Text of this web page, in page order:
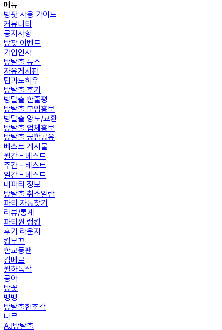
메뉴
방팟 사용 가이드
커뮤니티
공지사항
방팟 이벤트
가입인사
방탈출 뉴스
자유게시판
팁과노하우
방탈출 후기
방탈출 한줄평
방탈출 모임홍보
방탈출 양도/교환
방탈출 업체홍보
방탈출 궁합공유
베스트 게시물
월간 - 베스트
주간 - 베스트
일간 - 베스트
내파티 정보
방탈출 취소알람
파티 자동찾기
리뷰/통계
파티원 랭킹
후기 라운지
킹부끄
한교동팬
김베르
월하독작
공아
방꽃
뱅뱅
방탈출한조각
나르
AJ방탈출